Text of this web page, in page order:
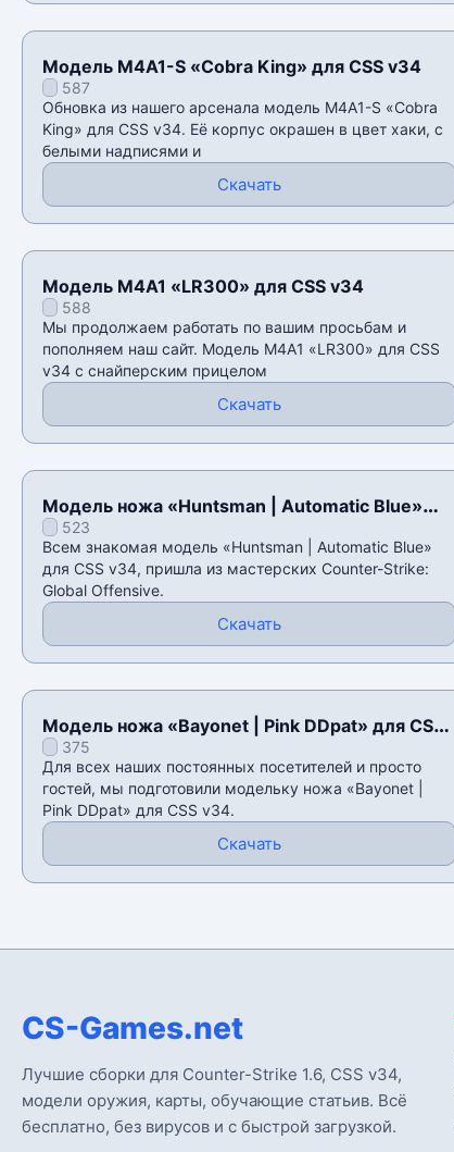
Модель M4A1-S «Cobra King» для CSS v34
587
Обновка из нашего арсенала модель M4A1-S «Cobra
King» для CSS v34. Её корпус окрашен в цвет хаки, с
белыми надписями и
Скачать
Модель M4A1 «LR300» для CSS v34
588
Мы продолжаем работать по вашим просьбам и
пополняем наш сайт. Модель M4A1 «LR300» для CSS
v34 с снайперским прицелом
Скачать
Модель ножа «Huntsman | Automatic Blue»
для CSS v34
523
Всем знакомая модель «Huntsman | Automatic Blue»
для CSS v34, пришла из мастерских Counter-Strike:
Global Offensive.
Скачать
Модель ножа «Bayonet | Pink DDpat» для CSS
v34375
Для всех наших постоянных посетителей и просто
гостей, мы подготовили модельку ножа «Bayonet |
Pink DDpat» для CSS v34.
Скачать
CS-Games.net
Лучшие сборки для Counter-Strike 1.6, CSS v34,
модели оружия, карты, обучающие статьив. Всё
бесплатно, без вирусов и с быстрой загрузкой.